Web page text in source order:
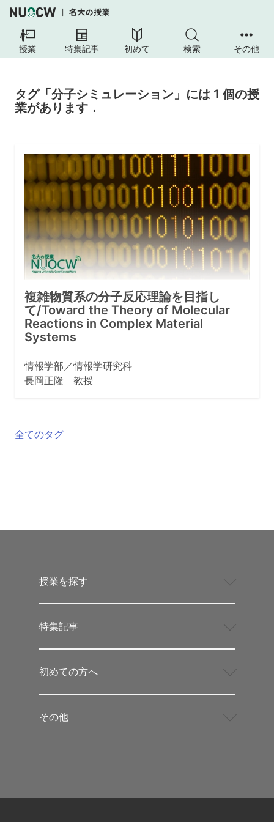
授業 特集記事 初めて 検索 その他
タグ「分子シミュレーション」には 1 個の授
業があります．
複雑物質系の分子反応理論を目指し
て/Toward the Theory of Molecular
Reactions in Complex Material
Systems
情報学部／情報学研究科
長岡正隆 教授
全てのタグ
授業を探す
特集記事
初めての方へ
その他